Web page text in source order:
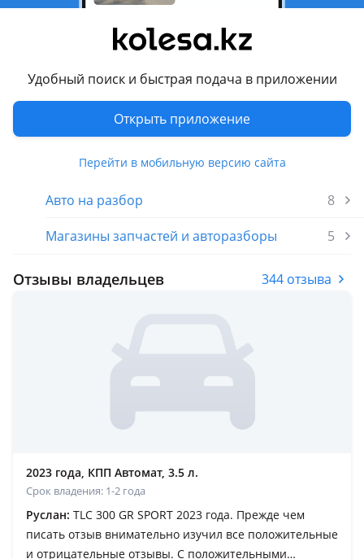
Удобный поиск и быстрая подача в приложении
Открыть приложение
Перейти в мобильную версию сайта
Перевести
777
Автозапчасти
Авто на разбор
8
Магазины запчастей и авторазборы
5
Отзывы владельцев 344 отзыва
2023 года, КПП Автомат, 3.5 л.
Срок владения: 1-2 года
Руслан: TLC 300 GR SPORT 2023 года. Прежде чем
писать отзыв внимательно изучил все положительные
и отрицательные отзывы. С положительными